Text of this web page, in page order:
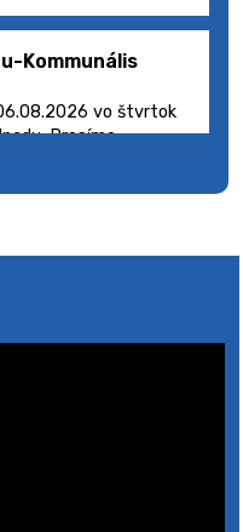
Kommunális
vo štvrtok
Prosíme
s odpadom vyložili